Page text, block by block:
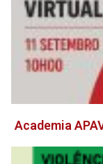
Academia